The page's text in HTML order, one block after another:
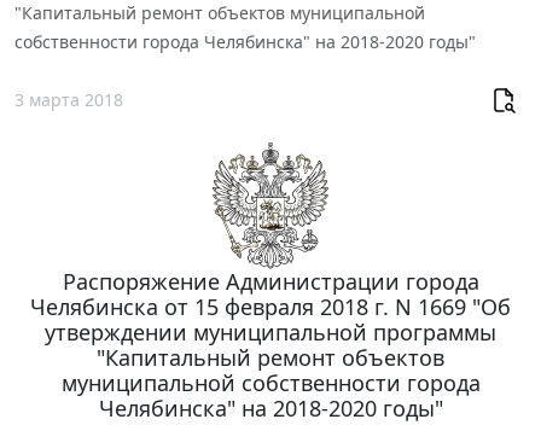
"Капитальный ремонт объектов муниципальной
собственности города Челябинска" на 2018-2020 годы"
3 марта 2018
Распоряжение Администрации города
Челябинска от 15 февраля 2018 г. N 1669 "Об
утверждении муниципальной программы
"Капитальный ремонт объектов
муниципальной собственности города
Челябинска" на 2018-2020 годы"